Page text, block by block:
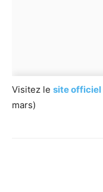
Visitez le site officiel
mars)